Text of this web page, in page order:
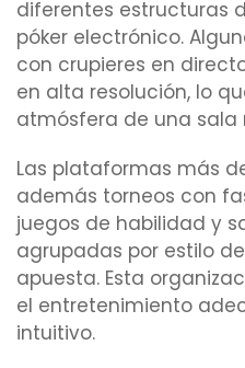
diferentes estructuras
póker electrónico.
con crupieres en
en alta resolución, lo
atmósfera de una
Las plataformas más
además torneos con
juegos de habilidad y
agrupadas por estilo
apuesta. Esta
el entretenimiento
intuitivo.